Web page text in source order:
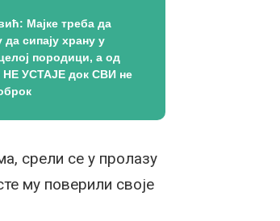
Мајке треба да
да сипају храну у
породици, а од
НЕ УСТАЈЕ док СВИ не
срели се у пролазу
му поверили своје